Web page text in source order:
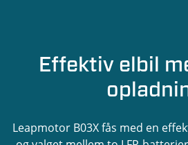
Effektiv elbil
Leapmotor B03X fås med en